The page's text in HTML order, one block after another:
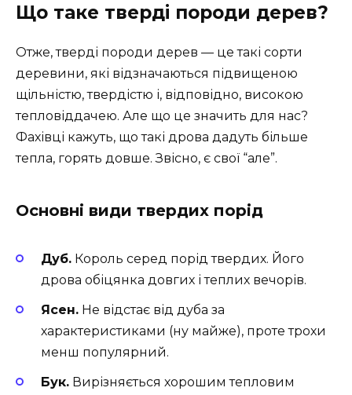
Що таке тверді породи дерев?
Отже, тверді породи дерев — це такі сорти
деревини, які відзначаються підвищеною
щільністю, твердістю і, відповідно, високою
тепловіддачею. Але що це значить для нас?
Фахівці кажуть, що такі дрова дадуть більше
тепла, горять довше. Звісно, є свої “але”.
Основні види твердих порід
Дуб. Король серед порід твердих. Його
дрова обіцянка довгих і теплих вечорів.
Ясен. Не відстає від дуба за
характеристиками (ну майже), проте трохи
менш популярний.
Бук. Вирізняється хорошим тепловим